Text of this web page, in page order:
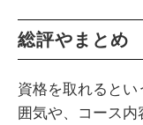
総評やまとめ
資格を取れると
囲気や、コース